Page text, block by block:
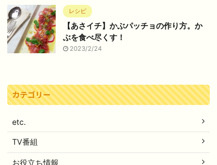
レシピ
【あさイチ】かぶパッチョの作り方。か
ぶを食べ尽くす！
2023/2/24
カテゴリー
etc.
TV番組
お役立ち情報